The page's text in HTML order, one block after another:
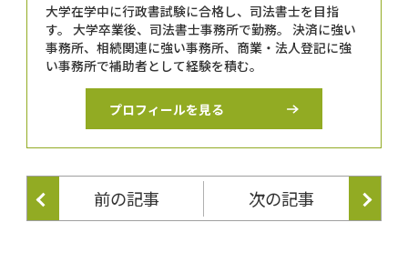
大学在学中に行政書試験に合格し、司法書士を目指
す。 大学卒業後、司法書士事務所で勤務。 決済に強い
事務所、相続関連に強い事務所、商業・法人登記に強
い事務所で補助者として経験を積む。
プロフィールを見る